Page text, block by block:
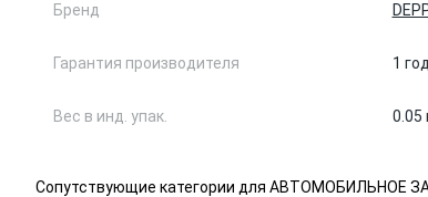
Бренд
Гарантия производителя 1 год
Вес в инд. упак. 0.05
Сопутствующие категории для АВТОМОБИЛЬНОЕ